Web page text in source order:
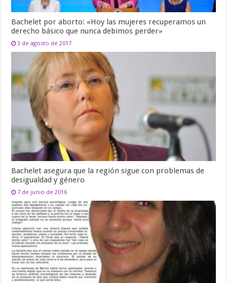
Bachelet por aborto: «Hoy las mujeres recuperamos un
derecho básico que nunca debimos perder»
3 de agosto de 2017
Bachelet asegura que la región sigue con problemas de
desigualdad y género
7 de junio de 2016